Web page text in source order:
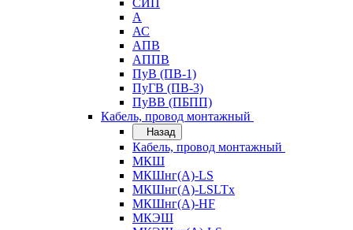
СИП
А
АС
АПВ
АППВ
ПуВ (ПВ-1)
ПуГВ (ПВ-3)
ПуВВ (ПБПП)
Кабель, провод монтажный
Назад
Кабель, провод монтажный
МКШ
МКШнг(А)-LS
МКШнг(А)-LSLTx
МКШнг(А)-HF
МКЭШ